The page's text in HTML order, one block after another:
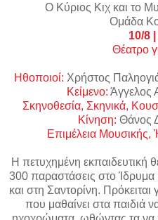
Ο Κύριος Κιχ και το
Ομάδα
10/8 |
Θέατρο
Ηθοποιοί: Χρήστος
Κείμενο: Άγγελος
Σκηνοθεσία, Σκηνικά,
Κίνηση: Θάνος
Επιμέλεια Μουσικής,
Η πετυχημένη εκπαιδευτική
300 παραστάσεις στο Ίδρυμα
και στη Σαντορίνη.
που μαθαίνει στα παιδιά